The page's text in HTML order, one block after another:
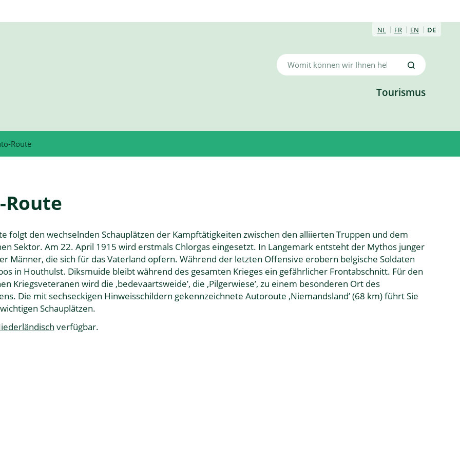
NL FR EN DE
Womit
können
Suche
Tourismus
Route
Route
folgt den wechselnden Schauplätzen der Kampftätigkeiten zwischen den alliierten Truppen und dem
Sektor. Am 22. April 1915 wird erstmals Chlorgas eingesetzt. In Langemark entsteht der Mythos junger
Männer, die sich für das Vaterland opfern. Während der letzten Offensive erobern belgische Soldaten
in Houthulst. Diksmuide bleibt während des gesamten Krieges ein gefährlicher Frontabschnitt. Für den
Kriegsveteranen wird die ‚bedevaartsweide’, die ‚Pilgerwiese’, zu einem besonderen Ort des
Die mit sechseckigen Hinweisschildern gekennzeichnete Autoroute ‚Niemandsland’ (68 km) führt Sie
Schauplätzen.
verfügbar.